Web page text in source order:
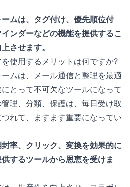
ムは、タグ付け、優先順位付
ンダーなどの機能を提供するこ
させます。
使用するメリットは何ですか?
ムは、メール通信と整理を最適
とって不可欠なツールになって
理、分類、保護は、毎日受け取
れて、ますます重要になってい
率、クリック、変換を効果的に
するツールから恩恵を受けま